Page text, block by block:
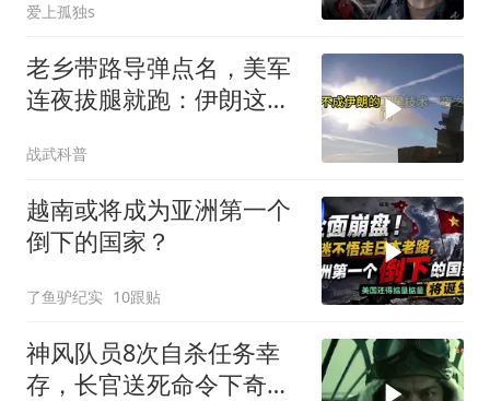
爱上孤独s
老乡带路导弹点名，美军
连夜拔腿就跑：伊朗这波
光
战武科普
越南或将成为亚洲第一个
倒下的国家？
了鱼驴纪实 10跟贴
神风队员8次自杀任务幸
存，长官送死命令下奇迹